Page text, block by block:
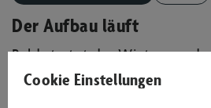
Der Aufbau läuft
Bald startet das
Cookie Einstellungen